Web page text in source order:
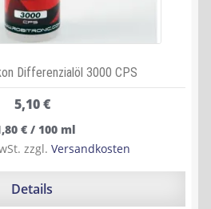
Differenzialöl 3000 CPS
5,10€
€/ 100 ml
zzgl. Versandkosten
Details